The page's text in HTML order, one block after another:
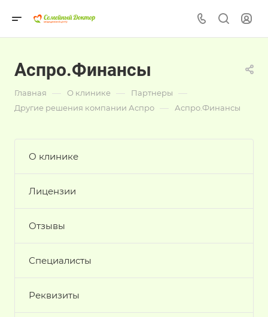
Аспро.Финансы
Главная — О клинике — Партнеры —
Другие решения компании Аспро — Аспро.Финансы
О клинике
Лицензии
Отзывы
Специалисты
Реквизиты